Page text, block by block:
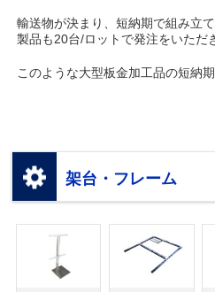
輸送物が決まり、短納期で組み立
製品も20台/ロットで発注をいただ
このような大型板金加工品の短納
架台・フレーム